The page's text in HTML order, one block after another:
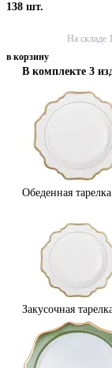
138 шт.
На складе
в корзину
В комплекте 3
Обеденная
Закусочная